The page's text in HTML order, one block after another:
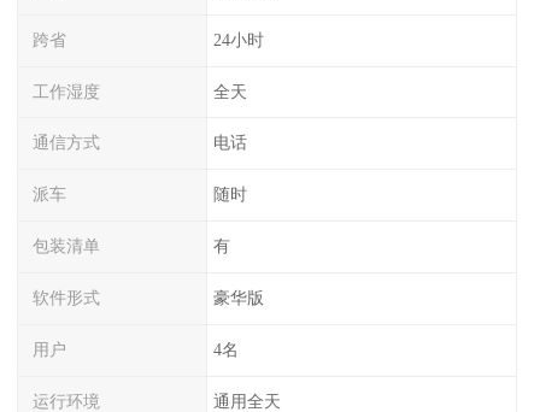
跨省 24小时
工作湿度 全天
通信方式 电话
派车 随时
包装清单 有
软件形式 豪华版
用户 4名
运行环境 通用全天